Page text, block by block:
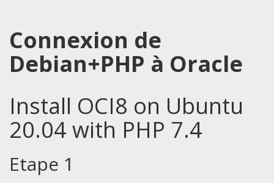
Connexion de
Debian+PHP à Oracle
Install OCI8 on Ubuntu
20.04 with PHP 7.4
Etape 1